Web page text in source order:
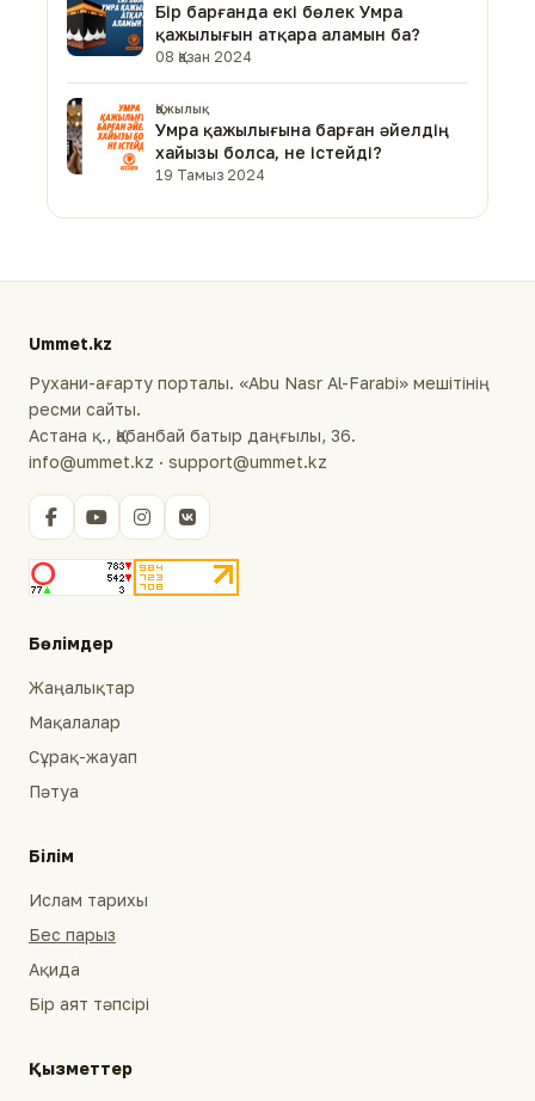
Бір барғанда екі бөлек Умра
қажылығын атқара аламын ба?
08 Қазан 2024
Қажылық
Умра қажылығына барған әйелдің
хайызы болса, не істейді?
19 Тамыз 2024
Ummet.kz
Рухани-ағарту порталы. «Abu Nasr Al-Farabi» мешітінің
ресми сайты.
Астана қ., Қабанбай батыр даңғылы, 36.
info@ummet.kz · support@ummet.kz
Бөлімдер
Жаңалықтар
Мақалалар
Сұрақ-жауап
Пәтуа
Білім
Ислам тарихы
Бес парыз
Ақида
Бір аят тәпсірі
Қызметтер